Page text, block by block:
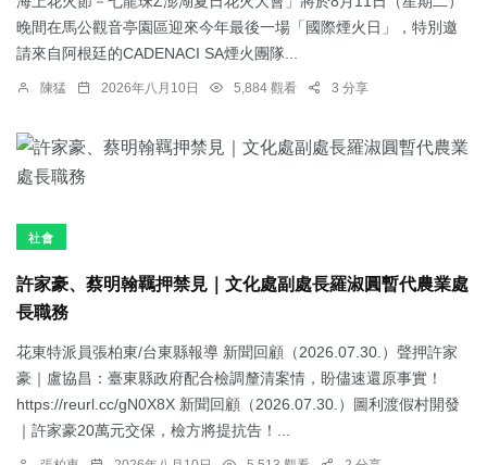
晚間在馬公觀音亭園區迎來今年最後一場「國際煙火日」，特別邀
請來自阿根廷的CADENACI SA煙火團隊...
陳猛 2026年八月10日 5,884 觀看 3 分享
社會
許家豪、蔡明翰羈押禁見｜文化處副處長羅淑圓暫代農業處
長職務
花東特派員張柏東/台東縣報導 新聞回顧（2026.07.30.）聲押許家
豪｜盧協昌：臺東縣政府配合檢調釐清案情，盼儘速還原事實！
https://reurl.cc/gN0X8X 新聞回顧（2026.07.30.）圖利渡假村開發
｜許家豪20萬元交保，檢方將提抗告！...